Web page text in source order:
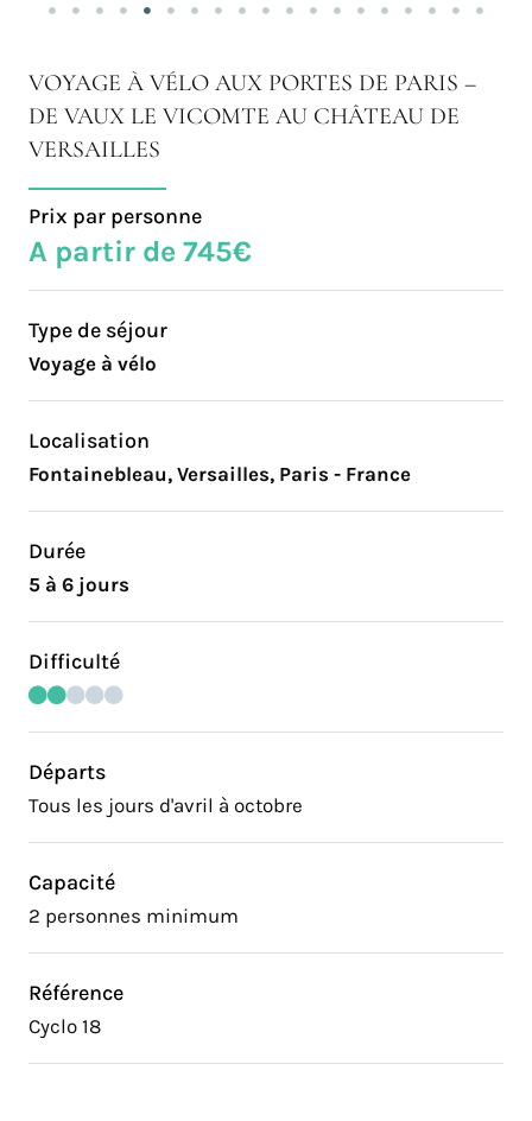
VOYAGE À VÉLO AUX PORTES DE PARIS –
DE VAUX LE VICOMTE AU CHÂTEAU DE
VERSAILLES
Prix par personne
A partir de 745€
Type de séjour
Voyage à vélo
Localisation
Fontainebleau, Versailles, Paris - France
Durée
5 à 6 jours
Difficulté
Départs
Tous les jours d'avril à octobre
Capacité
2 personnes minimum
Référence
Cyclo 18